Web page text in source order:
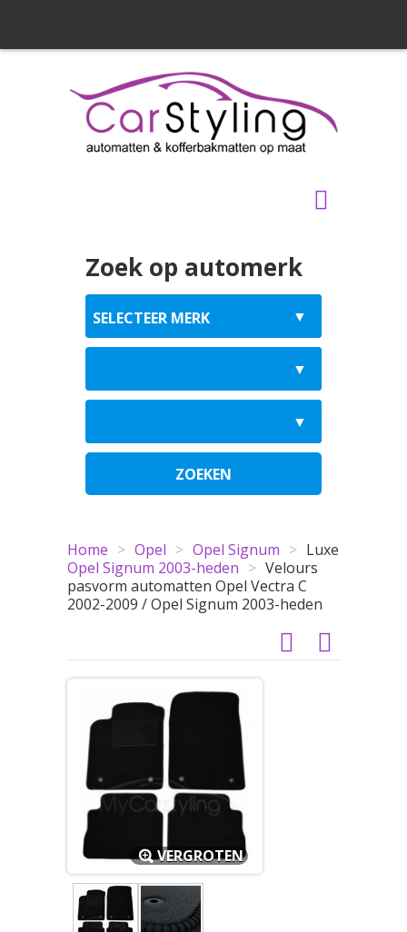
Zoek op automerk
ZOEKEN
Home > Opel > Opel Signum >
Opel Signum 2003-heden >
Luxe
Velours
pasvorm automatten Opel Vectra C
2002-2009 / Opel Signum 2003-heden
VERGROTEN